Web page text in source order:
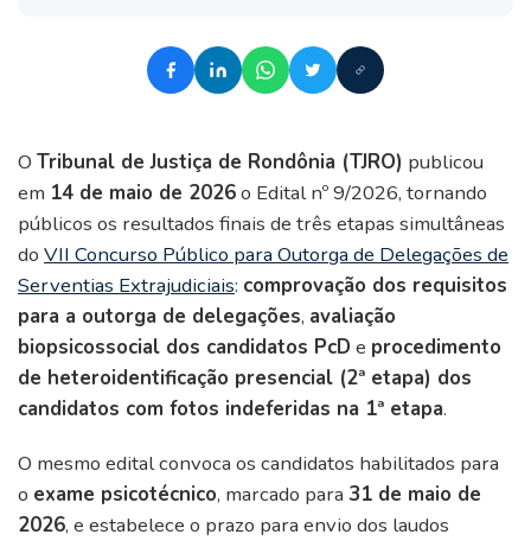
O Tribunal de Justiça de Rondônia (TJRO) publicou
em 14 de maio de 2026o Edital nº 9/2026, tornando
públicos os resultados finais de três etapas simultâneas
do VII Concurso Público para Outorga de Delegações de
Serventias Extrajudiciais: comprovação dos requisitos
para a outorga de delegações, avaliação
biopsicossocial dos candidatos PcD e procedimento
de heteroidentificação presencial (2ª etapa) dos
candidatos com fotos indeferidas na 1ª etapa.
O mesmo edital convoca os candidatos habilitados para
o exame psicotécnico, marcado para 31 de maio de
2026, e estabelece o prazo para envio dos laudos